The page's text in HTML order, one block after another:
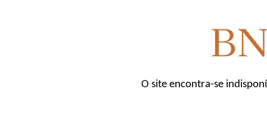
O site encontra-se